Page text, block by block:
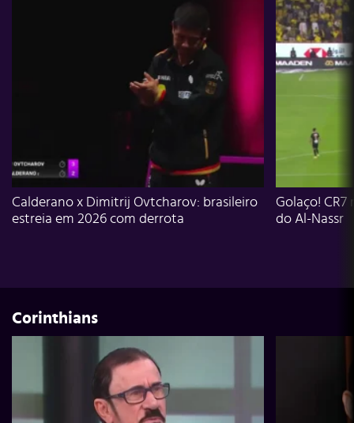
Calderano x Dimitrij Ovtcharov: brasileiro
estreia em 2026 com derrota
Golaço!
do Al-Nassr
Corinthians